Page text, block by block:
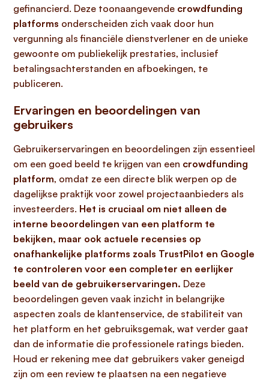
gefinancierd. Deze toonaangevende crowdfunding
platforms onderscheiden zich vaak door hun
vergunning als financiële dienstverlener en de unieke
gewoonte om publiekelijk prestaties, inclusief
betalingsachterstanden en afboekingen, te
publiceren.
Ervaringen en beoordelingen van
gebruikers
Gebruikerservaringen en beoordelingen zijn essentieel
om een goed beeld te krijgen van een crowdfunding
platform, omdat ze een directe blik werpen op de
dagelijkse praktijk voor zowel projectaanbieders als
investeerders. Het is cruciaal om niet alleen de
interne beoordelingen van een platform te
bekijken, maar ook actuele recensies op
onafhankelijke platforms zoals TrustPilot en Google
te controleren voor een completer en eerlijker
beeld van de gebruikerservaringen. Deze
beoordelingen geven vaak inzicht in belangrijke
aspecten zoals de klantenservice, de stabiliteit van
het platform en het gebruiksgemak, wat verder gaat
dan de informatie die professionele ratings bieden.
Houd er rekening mee dat gebruikers vaker geneigd
zijn om een review te plaatsen na een negatieve